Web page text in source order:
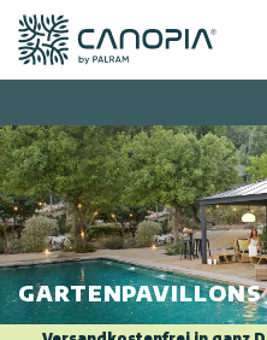
Canopia DE
Deutsch
Land USA
Kategorien
Gewächshäuser
Info
GARTENPAVILLONS